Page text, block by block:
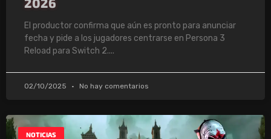
El productor confirma que aún es pronto para anunciar
fecha y pide a los jugadores centrarse en Persona 3
Reload para Switch 2.
02/10/2025 No hay comentarios
NOTICIAS